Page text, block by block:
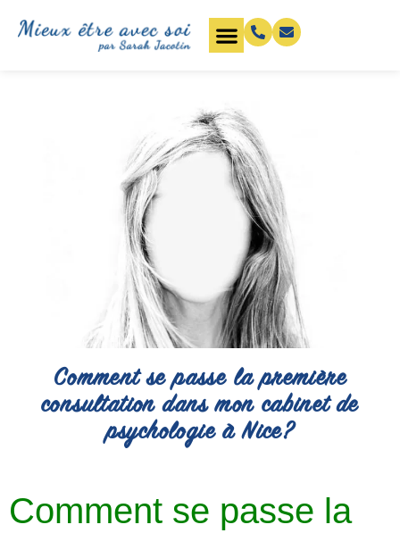
Comment se passe la première
consultation dans mon cabinet de
psychologie à Nice?
Comment se passe la